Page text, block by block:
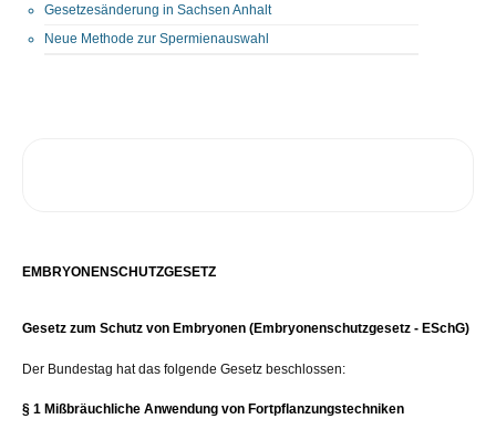
Gesetzesänderung in Sachsen Anhalt
Neue Methode zur Spermienauswahl
EMBRYONENSCHUTZGESETZ
Gesetz zum Schutz von Embryonen (Embryonenschutzgesetz - ESchG)
Der Bundestag hat das folgende Gesetz beschlossen:
§ 1 Mißbräuchliche Anwendung von Fortpflanzungstechniken